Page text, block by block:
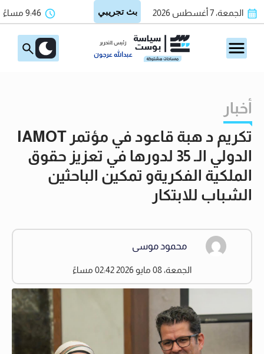
الجمعة، 7 أغسطس 2026 9:46 مساءً
رئيس التحرير
عبدالله عرجون
أخبار
تكريم د هبة قاعود في مؤتمر IAMOT
الدولي الـ 35 لدورها في تعزيز حقوق
الملكية الفكريةو تمكين الباحثين
الشباب للابتكار
محمود موسى
الجمعة، 08 مايو 2026 02:42 مساءً